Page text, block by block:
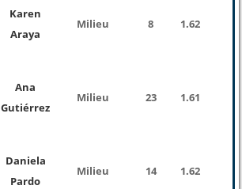
Karen
Araya
Milieu 8 1.62
Ana
Gutiérrez
Milieu 23 1.61
Daniela
Pardo
Milieu 14 1.62